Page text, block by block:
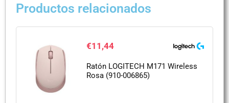
Productos relacionados
€11,44
Ratón LOGITECH M171 Wireless
Rosa (910-006865)